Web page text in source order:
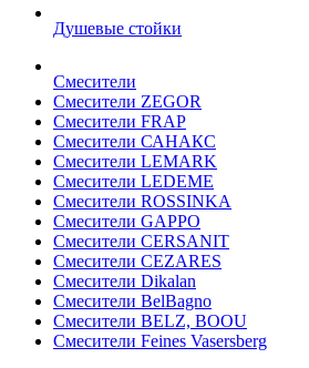
Душевые стойки
Смесители
Смесители ZEGOR
Смесители FRAP
Смесители САНАКС
Смесители LEMARK
Смесители LEDEME
Смесители ROSSINKA
Смесители GAPPO
Смесители CERSANIT
Смесители CEZARES
Смесители Dikalan
Смесители BelBagno
Смесители BELZ, BOOU
Смесители Feines Vasersberg